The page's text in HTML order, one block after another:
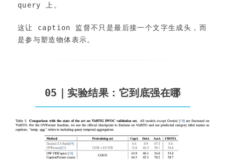
query 上。
这让 caption 监督不只是最后接一个文字生成头，而
是参与塑造物体表示。
05｜实验结果：它到底强在哪